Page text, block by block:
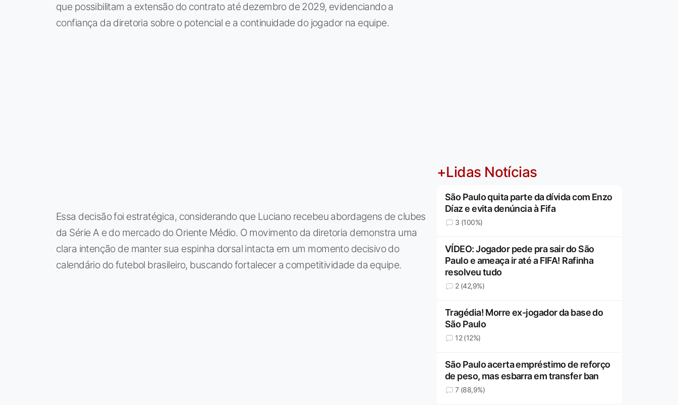
que possibilitam a extensão do contrato até dezembro de 2029, evidenciando a
confiança da diretoria sobre o potencial e a continuidade do jogador na equipe.
Essa decisão foi estratégica, considerando que Luciano recebeu abordagens de clubes
da Série A e do mercado do Oriente Médio. O movimento da diretoria demonstra uma
clara intenção de manter sua espinha dorsal intacta em um momento decisivo do
calendário do futebol brasileiro, buscando fortalecer a competitividade da equipe.
+Lidas Notícias
São Paulo quita parte da dívida com Enzo
Díaz e evita denúncia à Fifa
3 (100%)
VÍDEO: Jogador pede pra sair do São
Paulo e ameaça ir até a FIFA! Rafinha
resolveu tudo
2 (42,9%)
Tragédia! Morre ex-jogador da base do
São Paulo
12 (12%)
São Paulo acerta empréstimo de reforço
de peso, mas esbarra em transfer ban
7 (88,9%)